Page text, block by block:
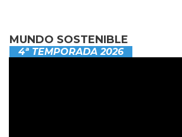
MUNDO SOSTENIBLE
4ª TEMPORADA 2026